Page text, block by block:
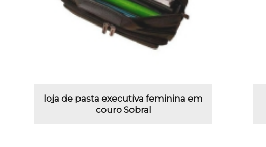
loja de pasta executiva feminina em
couro Sobral